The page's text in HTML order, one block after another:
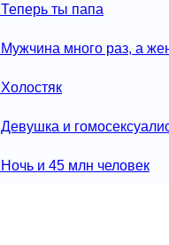
Теперь ты папа
Мужчина много раз, а
Холостяк
Девушка и
Ночь и 45 млн человек